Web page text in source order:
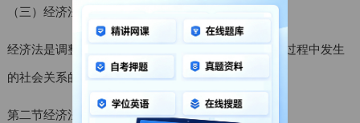
（三）经济法的基本定义
经济法是调整在现代国家进行宏观调控和市场规制的过程中发生
的社会关系的法律规范的总称。
第二节经济法的特征